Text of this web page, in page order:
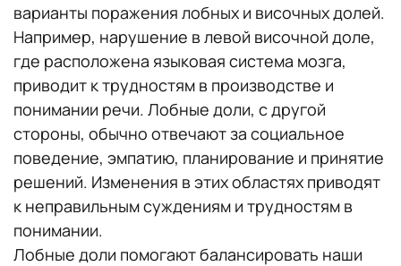
варианты поражения лобных и височных долей.
Например, нарушение в левой височной доле,
где расположена языковая система мозга,
приводит к трудностям в производстве и
понимании речи. Лобные доли, с другой
стороны, обычно отвечают за социальное
поведение, эмпатию, планирование и принятие
решений. Изменения в этих областях приводят
к неправильным суждениям и трудностям в
понимании.
Лобные доли помогают балансировать наши